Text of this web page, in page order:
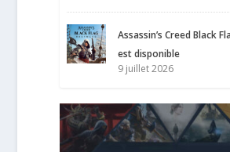
Assassin’s Creed Black
est disponible
9 juillet 2026